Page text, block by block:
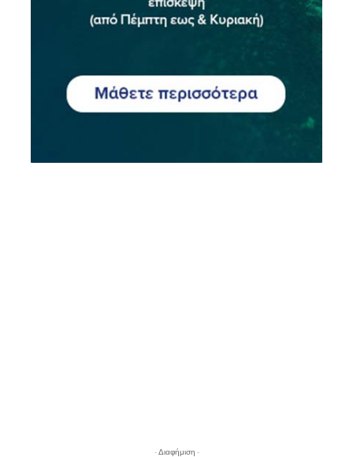
- Διαφήμιση -